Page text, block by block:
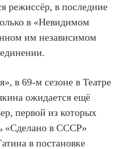
режиссёр, в последние
в «Невидимом
им независимом
в 69-м сезоне в Театре
ожидается ещё
первой из которых
«Сделано в СССР»
в постановке